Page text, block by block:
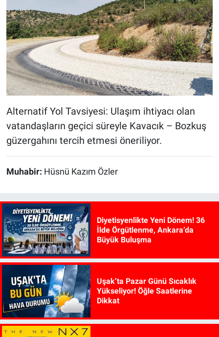
Alternatif Yol Tavsiyesi: Ulaşım ihtiyacı olan
vatandaşların geçici süreyle Kavacık – Bozkuş
güzergahını tercih etmesi öneriliyor.
Muhabir: Hüsnü Kazım Özler
Diyetisyenlikte Yeni Dönem! 36
İlde Örgütlenme, Ankara’da
Büyük Buluşma
Uşak’ta Pazar Günü Sıcaklık
Yükseliyor! Öğle Saatlerine
Dikkat